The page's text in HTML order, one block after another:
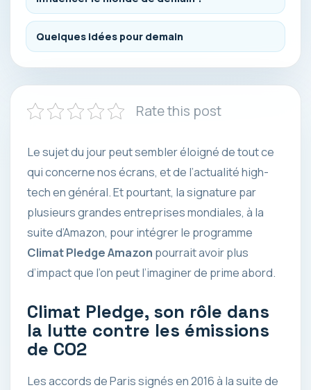
Quelques idées pour demain
Rate this post
Le sujet du jour peut sembler éloigné de tout ce
qui concerne nos écrans, et de l’actualité high-
tech en général. Et pourtant, la signature par
plusieurs grandes entreprises mondiales, à la
suite d’Amazon, pour intégrer le programme
Climat PledgeAmazon pourrait avoir plus
d’impact que l’on peut l’imaginer de prime abord.
Climat Pledge, son rôle dans
la lutte contre les émissions
de CO2
Les accords de Paris signés en 2016 à la suite de